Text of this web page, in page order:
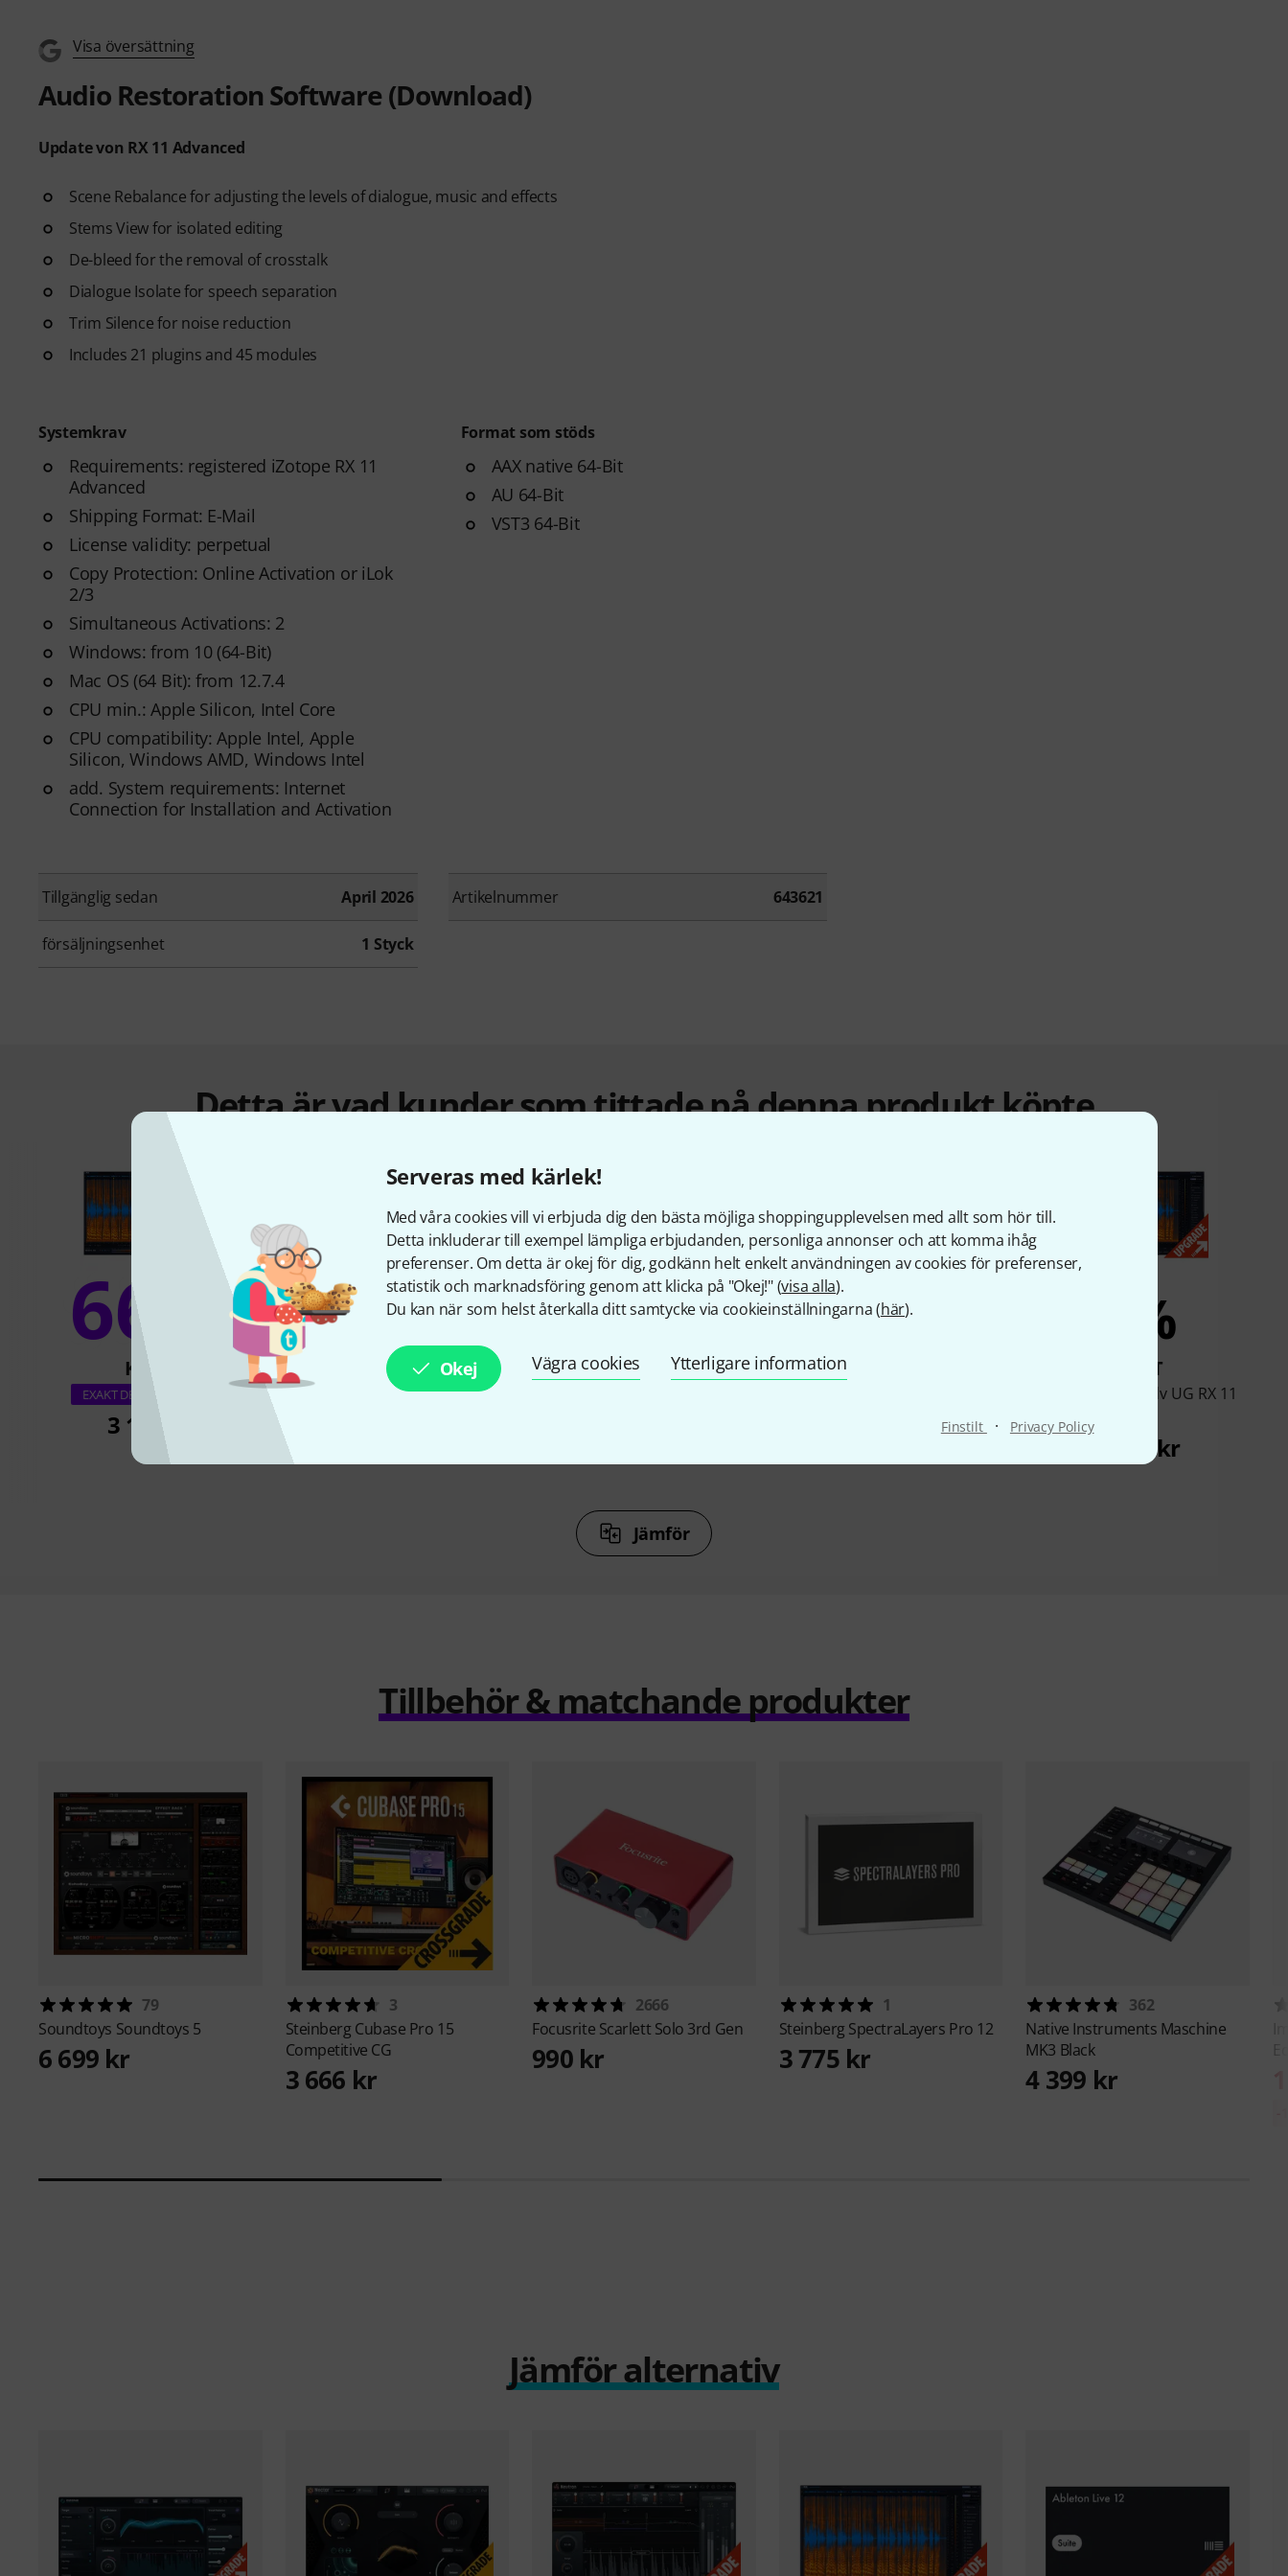
Serveras med kärlek!
Med våra cookies vill vi erbjuda dig den bästa möjliga shoppingupplevelsen med allt som hör till.
Detta inkluderar till exempel lämpliga erbjudanden, personliga annonser och att komma ihåg
preferenser. Om detta är okej för dig, godkänn helt enkelt användningen av cookies för preferenser,
statistik och marknadsföring genom att klicka på "Okej!" (visa alla).
Du kan när som helst återkalla ditt samtycke via cookieinställningarna (här).
Okej Vägra cookies Ytterligare information
Finstilt · Privacy Policy
Visa översättning
Audio Restoration Software (Download)
Update von RX 11 Advanced
Scene Rebalance for adjusting the levels of dialogue, music and effects
Stems View for isolated editing
De-bleed for the removal of crosstalk
Dialogue Isolate for speech separation
Trim Silence for noise reduction
Includes 21 plugins and 45 modules
Systemkrav
Requirements: registered iZotope RX 11
Advanced
Shipping Format: E-Mail
License validity: perpetual
Copy Protection: Online Activation or iLok
2/3
Simultaneous Activations: 2
Windows: from 10 (64-Bit)
Mac OS (64 Bit): from 12.7.4
CPU min.: Apple Silicon, Intel Core
CPU compatibility: Apple Intel, Apple
Silicon, Windows AMD, Windows Intel
add. System requirements: Internet
Connection for Installation and Activation
Format som stöds
AAX native 64-Bit
AU 64-Bit
VST3 64-Bit
Tillgänglig sedan April 2026 Artikelnummer 643621
försäljningsenhet 1 Styck
Detta är vad kunder som tittade på denna produkt köpte
66%
KÖPT
EXAKT DENNA PRODUKT
3 111 kr
9%
KÖPT
iZotope RX 12 Standard
5%
KÖPT
4% 4%
KÖPT
iZotope RX 12 Adv UG RX 11
9 499 kr
Jämför
Tillbehör & matchande produkter
79
Soundtoys Soundtoys 5
6 699 kr
3
Steinberg Cubase Pro 15
Competitive CG
3 666 kr
2666
Focusrite Scarlett Solo 3rd Gen
990 kr
1
Steinberg SpectraLayers Pro 12
3 775 kr
362
Native Instruments Maschine
MK3 Black
4 399 kr
Jämför alternativ